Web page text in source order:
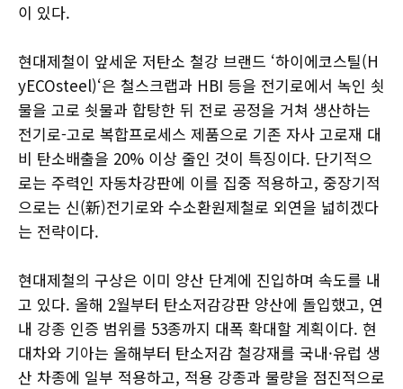
이 있다.
현대제철이 앞세운 저탄소 철강 브랜드 ‘하이에코스틸(H
yECOsteel)‘은 철스크랩과 HBI 등을 전기로에서 녹인 쇳
물을 고로 쇳물과 합탕한 뒤 전로 공정을 거쳐 생산하는
전기로-고로 복합프로세스 제품으로 기존 자사 고로재 대
비 탄소배출을 20% 이상 줄인 것이 특징이다. 단기적으
로는 주력인 자동차강판에 이를 집중 적용하고, 중장기적
으로는 신(新)전기로와 수소환원제철로 외연을 넓히겠다
는 전략이다.
현대제철의 구상은 이미 양산 단계에 진입하며 속도를 내
고 있다. 올해 2월부터 탄소저감강판 양산에 돌입했고, 연
내 강종 인증 범위를 53종까지 대폭 확대할 계획이다. 현
대차와 기아는 올해부터 탄소저감 철강재를 국내·유럽 생
산 차종에 일부 적용하고, 적용 강종과 물량을 점진적으로